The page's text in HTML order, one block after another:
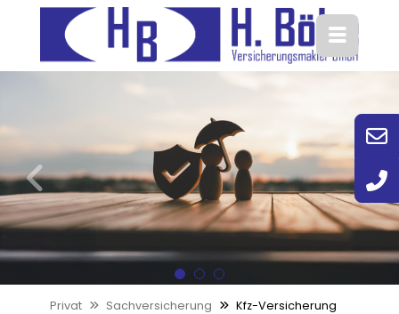
1 2 3
Privat Sachversicherung Kfz-Versicherung